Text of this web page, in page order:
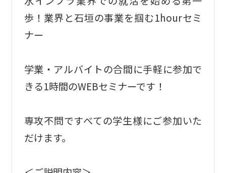
歩！業界と石垣の事業を掴む1hourセミ
ナー
学業・アルバイトの合間に手軽に参加で
きる1時間のWEBセミナーです！
専攻不問ですべての学生様にご参加いた
だけます。